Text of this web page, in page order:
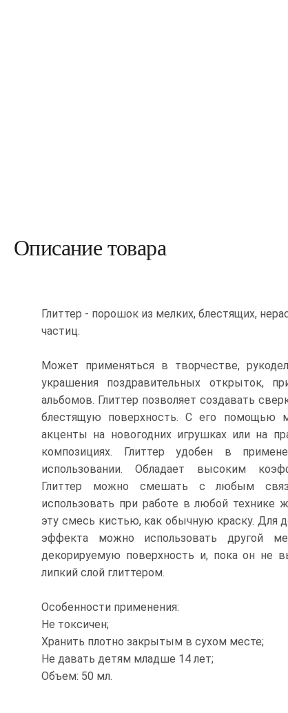
Описание товара
Глиттер - порошок из мелких, блестящих,
частиц.
Может применяться в творчестве,
украшения поздравительных открыток,
альбомов. Глиттер позволяет создавать
блестящую поверхность. С его помощью
акценты на новогодних игрушках или на
композициях. Глиттер удобен в
использовании. Обладает высоким
Глиттер можно смешать с любым
использовать при работе в любой технике
эту смесь кистью, как обычную краску. Для
эффекта можно использовать другой
декорируемую поверхность и, пока он не
липкий слой глиттером.
Особенности применения:
Не токсичен;
Хранить плотно закрытым в сухом месте;
Не давать детям младше 14 лет;
Объем: 50 мл.